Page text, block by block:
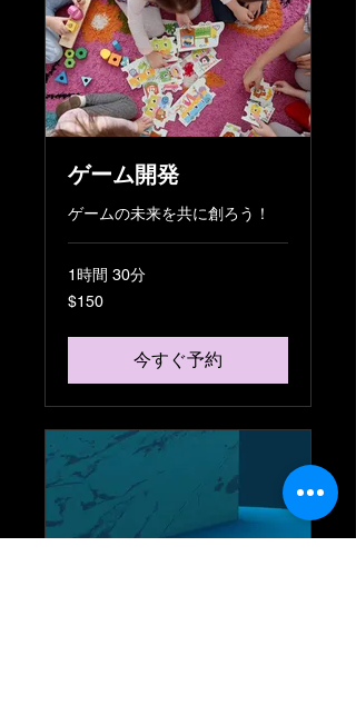
ゲーム開発
ゲームの未来を共に創ろう！
1時間 30分
150
米
ル
$150
今すぐ予約